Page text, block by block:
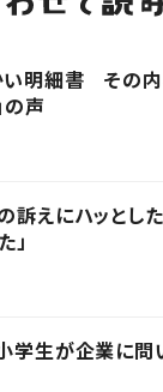
明細書 その内
の声
訴えにハッと
」
学生が企業に